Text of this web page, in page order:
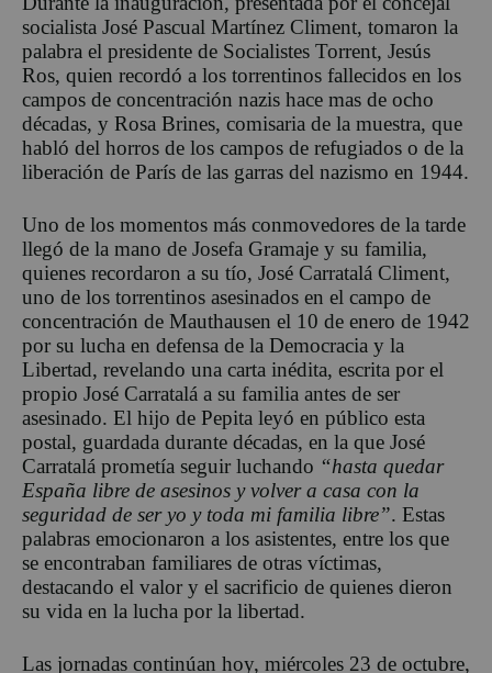
socialista José Pascual Martínez Climent, tomaron la
palabra el presidente de Socialistes Torrent, Jesús
Ros, quien recordó a los torrentinos fallecidos en los
campos de concentración nazis hace mas de ocho
décadas, y Rosa Brines, comisaria de la muestra, que
habló del horros de los campos de refugiados o de la
liberación de París de las garras del nazismo en 1944.
Uno de los momentos más conmovedores de la tarde
llegó de la mano de Josefa Gramaje y su familia,
quienes recordaron a su tío, José Carratalá Climent,
uno de los torrentinos asesinados en el campo de
concentración de Mauthausen el 10 de enero de 1942
por su lucha en defensa de la Democracia y la
Libertad, revelando una carta inédita, escrita por el
propio José Carratalá a su familia antes de ser
asesinado. El hijo de Pepita leyó en público esta
postal, guardada durante décadas, en la que José
Carratalá prometía seguir luchando “hasta quedar
España libre de asesinos y volver a casa con la
seguridad de ser yo y toda mi familia libre”. Estas
palabras emocionaron a los asistentes, entre los que
se encontraban familiares de otras víctimas,
destacando el valor y el sacrificio de quienes dieron
su vida en la lucha por la libertad.
Las jornadas continúan hoy, miércoles 23 de octubre,